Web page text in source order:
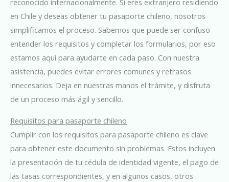
reconocido internacionalmente. Si eres extranjero residiendo
en Chile y deseas obtener tu pasaporte chileno, nosotros
simplificamos el proceso. Sabemos que puede ser confuso
entender los requisitos y completar los formularios, por eso
estamos aquí para ayudarte en cada paso. Con nuestra
asistencia, puedes evitar errores comunes y retrasos
innecesarios. Deja en nuestras manos el trámite, y disfruta
de un proceso más ágil y sencillo.
Requisitos para pasaporte chileno
Cumplir con los requisitos para pasaporte chileno es clave
para obtener este documento sin problemas. Estos incluyen
la presentación de tu cédula de identidad vigente, el pago de
las tasas correspondientes, y en algunos casos, otros